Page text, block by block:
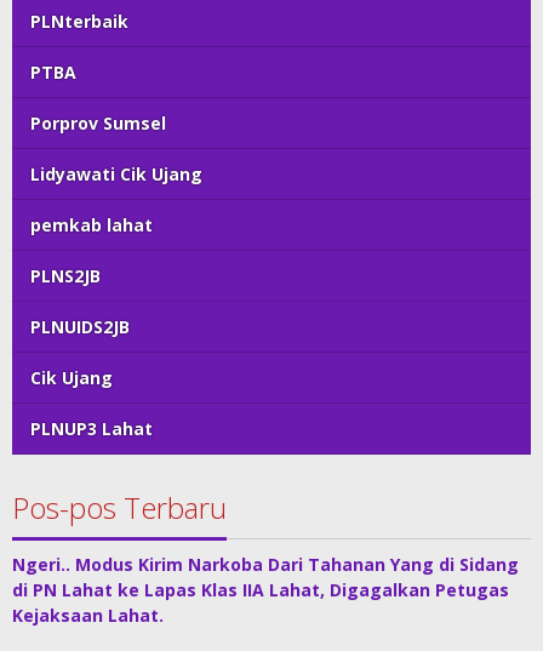
PLNterbaik
PTBA
Porprov Sumsel
Lidyawati Cik Ujang
pemkab lahat
PLNS2JB
PLNUIDS2JB
Cik Ujang
PLNUP3 Lahat
Pos-pos Terbaru
Ngeri.. Modus Kirim Narkoba Dari Tahanan Yang di Sidang
di PN Lahat ke Lapas Klas IIA Lahat, Digagalkan Petugas
Kejaksaan Lahat.